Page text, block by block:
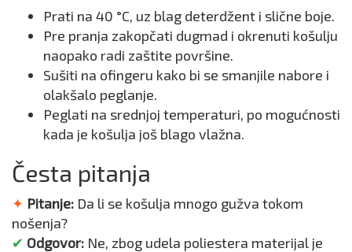
Prati na 40 °C, uz blag deterdžent i slične boje.
Pre pranja zakopčati dugmad i okrenuti košulju
naopako radi zaštite površine.
Sušiti na ofingeru kako bi se smanjile nabore i
olakšalo peglanje.
Peglati na srednjoj temperaturi, po mogućnosti
kada je košulja još blago vlažna.
Česta pitanja
✦ Pitanje: Da li se košulja mnogo gužva tokom
nošenja?
✔ Odgovor: Ne, zbog udela poliestera materijal je